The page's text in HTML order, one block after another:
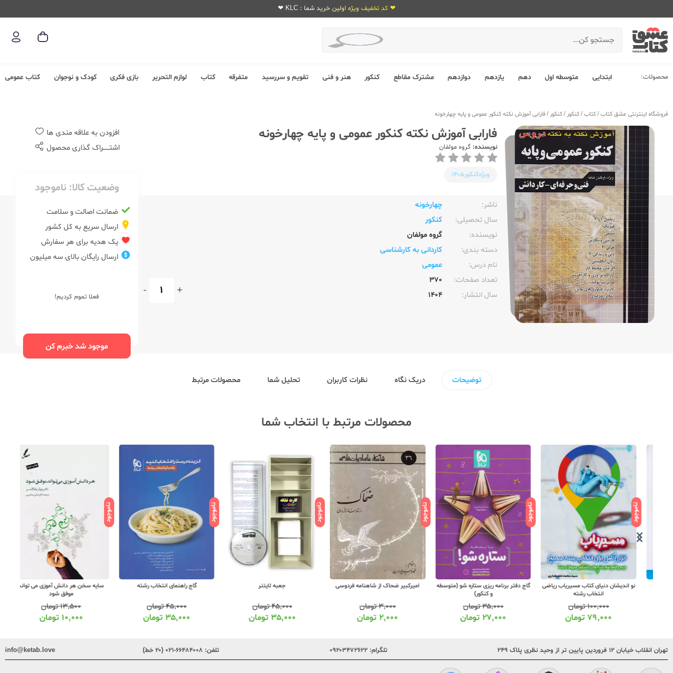
❤ کد تخفیف ویژه اولین خرید شما : KLC ❤
محصولات: ابتدایی متوسطه اول دهم یازدهم دوازدهم مشترک مقاطع کنکور هنر و فنی تقویم و سررسید متفرقه کتاب لوازم التحریر بازی فکری کودک و نوجوان کتاب عمومی
فروشگاه اینترنتی عشق کتاب/کتاب/کنکور /کنکور /فارابی آموزش نکته کنکور عمومی و پایه چهارخونه
فارابی آموزش نکته کنکور عمومی و پایه چهارخونه
نویسنده: گروه مولفان
ویژه‌کنکور1405
ناشر:‌
چهارخونه
سال تحصیلی:‌
کنکور
نویسنده:‌
گروه مولفان
دسته بندی:
کاردانی به کارشناسی
نام درس:
عمومی
تعداد صفحات:‌
370
سال انتشار:‌
1404
+
-
افزودن به علاقه مندی ها
اشتــــــراک گذاری محصول
وضعیت کالا: ناموجود
ضمانت اصالت و سلامت
ارسال سریع به کل کشور
یک هدیه برای هر سفارش
ارسال رایگان بالای سه میلیون
فعلا تموم کردیم!
موجود شد خبرم کن
توضیحات دریک نگاه نظرات کاربران تحلیل شما محصولات مرتبط
محصولات مرتبط با انتخاب شما
نو اندیشان دنیای کتاب مسیریاب ریاضی
انتخاب رشته
۱۰۰,۰۰۰تومان
۷۹,۰۰۰تومان
گاج دفتر برنامه ریزی ستاره شو (متوسطه
و کنکور)
۳۵,۰۰۰تومان
۲۷,۰۰۰تومان
ناموجود
امیرکبیر ضحاک از شاهنامه فردوسی
۳,۰۰۰تومان
۲,۰۰۰تومان
جعبه لایتنر
۴۵,۰۰۰تومان
۳۵,۰۰۰تومان
گاج راهنمای انتخاب رشته
۴۵,۰۰۰تومان
۳۵,۰۰۰تومان
سایه سخن هر دانش آموزی می تواند
موفق شود
۱۳,۵۰۰تومان
۱۰,۰۰۰تومان
تهران انقلاب خیابان ۱۲ فروردین پایین تر از وحید نظری پلاک ۲۴۹ تلگرام: ۰۹۲۰۳۴۷۲۶۲۲ تلفن: ۶۶۴۸۴۰۰۸-۰۲۱ (۲۰ خط) info@ketab.love